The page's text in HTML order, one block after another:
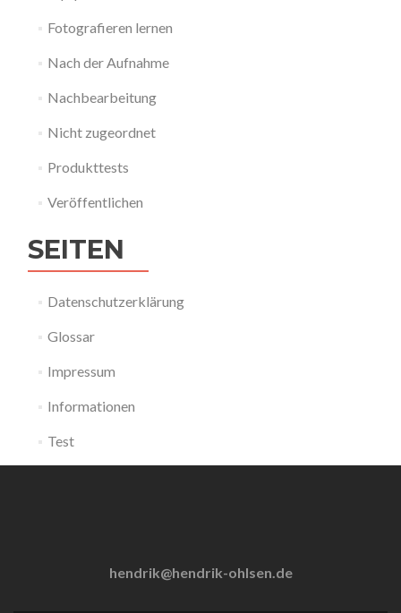
Fotografieren lernen
Nach der Aufnahme
Nachbearbeitung
Nicht zugeordnet
Produkttests
Veröffentlichen
SEITEN
Datenschutzerklärung
Glossar
Impressum
Informationen
Test
hendrik@hendrik-ohlsen.de